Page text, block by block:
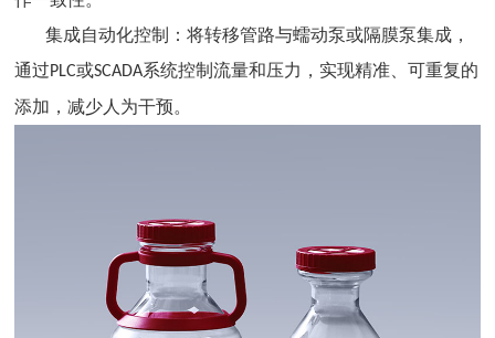
集成自动化控制：将转移管路与蠕动泵或隔膜泵集成，
通过PLC或SCADA系统控制流量和压力，实现精准、可重复的
添加，减少人为干预。